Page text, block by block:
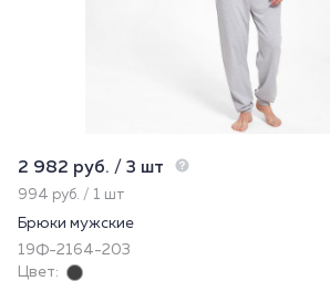
2 982 руб. / 3 шт
994 руб. / 1 шт
Брюки мужские
19Ф-2164-203
Цвет: